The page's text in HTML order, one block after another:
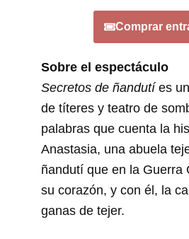
Comprar
Sobre el espectáculo
Secretos de ñandutí es
de títeres y teatro de
palabras que cuenta la
Anastasia, una abuela
ñandutí que en la Guerra
su corazón, y con él, la
ganas de tejer.